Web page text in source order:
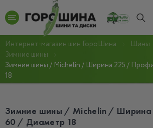
Интернет-магазин шин ГороШина
Шины
Зимние шины
Зимние шины / Michelin / Ширина 225 /
18
Зимние шины / Michelin /
60 / Диаметр 18